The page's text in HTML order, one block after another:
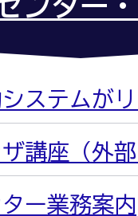
ステムが
講座（外
ー業務案内